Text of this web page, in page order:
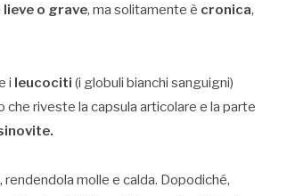
lieve o grave, ma solitamente è cronica,
i leucociti (i globuli bianchi sanguigni)
riveste la capsula articolare e la parte
molle e calda. Dopodiché,